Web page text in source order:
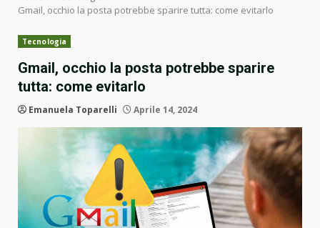
Gmail, occhio la posta potrebbe sparire tutta: come evitarlo
Tecnologia
Gmail, occhio la posta potrebbe sparire
tutta: come evitarlo
Emanuela Toparelli Aprile 14, 2024